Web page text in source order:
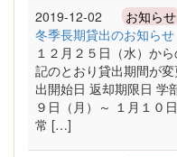
2019-12-02 お知ら
冬季長期貸出のお知らせ
１２月２５日（水）か
記のとおり貸出期間が
出開始日 返却期限日 学
９日（月）～ １月１０
常 […]